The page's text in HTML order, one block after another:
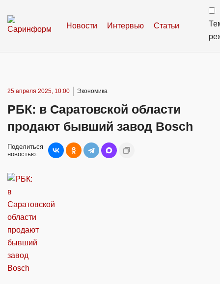
Новости Интервью Статьи
25 апреля 2025, 10:00 Экономика
РБК: в Саратовской области
продают бывший завод Bosch
Поделиться
новостью: